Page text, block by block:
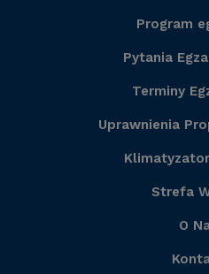
Program
Pytania
Terminy
Uprawnienia
Strefa
O